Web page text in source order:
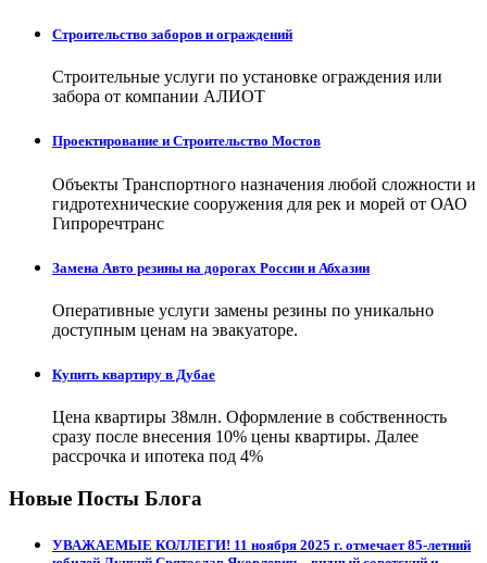
Строительство заборов и ограждений
Строительные услуги по установке ограждения или
забора от компании АЛИОТ
Проектирование и Строительство Мостов
Объекты Транспортного назначения любой сложности и
гидротехнические сооружения для рек и морей от ОАО
Гипроречтранс
Замена Авто резины на дорогах России и Абхазии
Оперативные услуги замены резины по уникально
доступным ценам на эвакуаторе.
Купить квартиру в Дубае
Цена квартиры 38млн. Оформление в собственность
сразу после внесения 10% цены квартиры. Далее
рассрочка и ипотека под 4%
Новые Посты Блога
УВАЖАЕМЫЕ КОЛЛЕГИ! 11 ноября 2025 г. отмечает 85-летний